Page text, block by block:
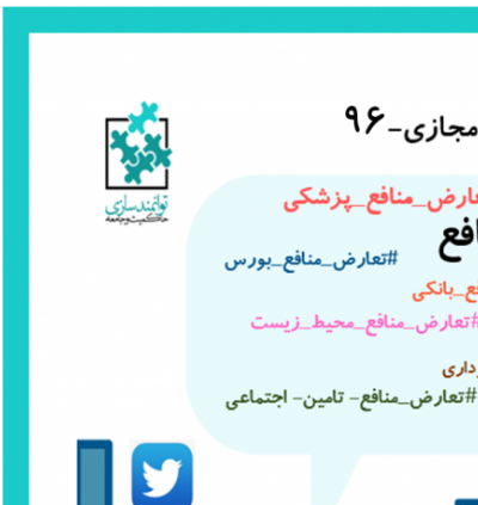
p
n
d
I
n
l
a
i